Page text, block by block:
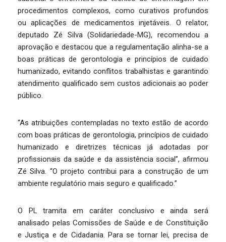
procedimentos complexos, como curativos profundos
ou aplicações de medicamentos injetáveis. O relator,
deputado Zé Silva (Solidariedade-MG), recomendou a
aprovação e destacou que a regulamentação alinha-se a
boas práticas de gerontologia e princípios de cuidado
humanizado, evitando conflitos trabalhistas e garantindo
atendimento qualificado sem custos adicionais ao poder
público.
“As atribuições contempladas no texto estão de acordo
com boas práticas de gerontologia, princípios de cuidado
humanizado e diretrizes técnicas já adotadas por
profissionais da saúde e da assistência social”, afirmou
Zé Silva. “O projeto contribui para a construção de um
ambiente regulatório mais seguro e qualificado.”
O PL tramita em caráter conclusivo e ainda será
analisado pelas Comissões de Saúde e de Constituição
e Justiça e de Cidadania. Para se tornar lei, precisa de